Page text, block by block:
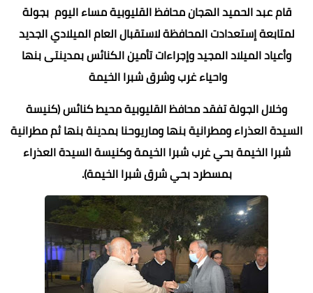
قام عبد الحميد الهجان محافظ القليوبية مساء اليوم بجولة
لمتابعة إستعدادت المحافظة لاستقبال العام الميلادي الجديد
وأعياد الميلاد المجيد وإجراءات تأمين الكنائس بمدينتى بنها
واحياء غرب وشرق شبرا الخيمة
وخلال الجولة تفقد محافظ القليوبية محيط كنائس (كنيسة
السيدة العذراء ومطرانية بنها وماريوحنا بمدينة بنها ثم مطرانية
شبرا الخيمة بحي غرب شبرا الخيمة وكنيسة السيدة العذراء
بمسطرد بحي شرق شبرا الخيمة).